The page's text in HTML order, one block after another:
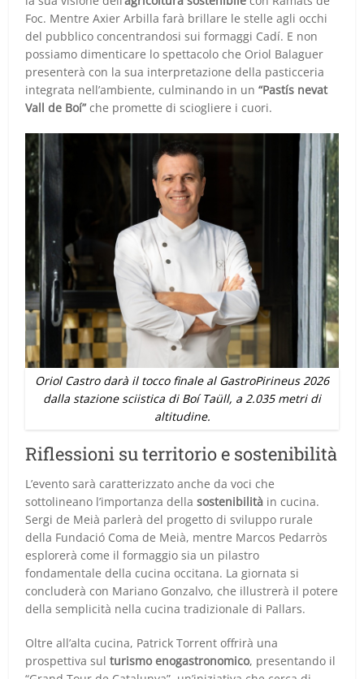
Foc. Mentre Axier Arbilla farà brillare le stelle agli occhi
del pubblico concentrandosi sui formaggi Cadí. E non
possiamo dimenticare lo spettacolo che Oriol Balaguer
presenterà con la sua interpretazione della pasticceria
integrata nell’ambiente, culminando in un“Pastís nevat
Vall de Boí” che promette di sciogliere i cuori.
Oriol Castro darà il tocco finale al GastroPirineus 2026
dalla stazione sciistica di Boí Taüll, a 2.035 metri di
altitudine.
Riflessioni su territorio e sostenibilità
L’evento sarà caratterizzato anche da voci che
sottolineano l’importanza dellasostenibilità in cucina.
Sergi de Meià parlerà del progetto di sviluppo rurale
della Fundació Coma de Meià, mentre Marcos Pedarròs
esplorerà come il formaggio sia un pilastro
fondamentale della cucina occitana. La giornata si
concluderà con Mariano Gonzalvo, che illustrerà il potere
della semplicità nella cucina tradizionale di Pallars.
Oltre all’alta cucina, Patrick Torrent offrirà una
prospettiva sulturismo enogastronomico, presentando il